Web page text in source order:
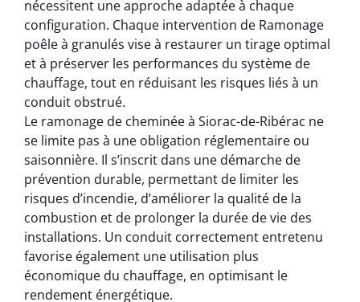
nécessitent une approche adaptée à chaque
configuration. Chaque intervention de Ramonage
poêle à granulés vise à restaurer un tirage optimal
et à préserver les performances du système de
chauffage, tout en réduisant les risques liés à un
conduit obstrué.
Le ramonage de cheminée à Siorac-de-Ribérac ne
se limite pas à une obligation réglementaire ou
saisonnière. Il s’inscrit dans une démarche de
prévention durable, permettant de limiter les
risques d’incendie, d’améliorer la qualité de la
combustion et de prolonger la durée de vie des
installations. Un conduit correctement entretenu
favorise également une utilisation plus
économique du chauffage, en optimisant le
rendement énergétique.